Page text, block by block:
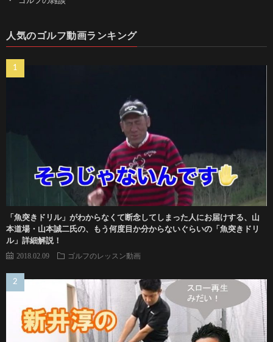
人気のゴルフ動画ランキング
「魚突きドリル」がわからなくて断念してしまった人にお届けする、山
本道場・山本誠二氏の、もう何度目か分からないぐらいの「魚突きドリ
ル」詳細解説！
2018.02.09 ゴルフのレッスン動画